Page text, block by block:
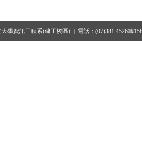
學資訊工程系(建工校區) ｜電話：(07)381-4526轉